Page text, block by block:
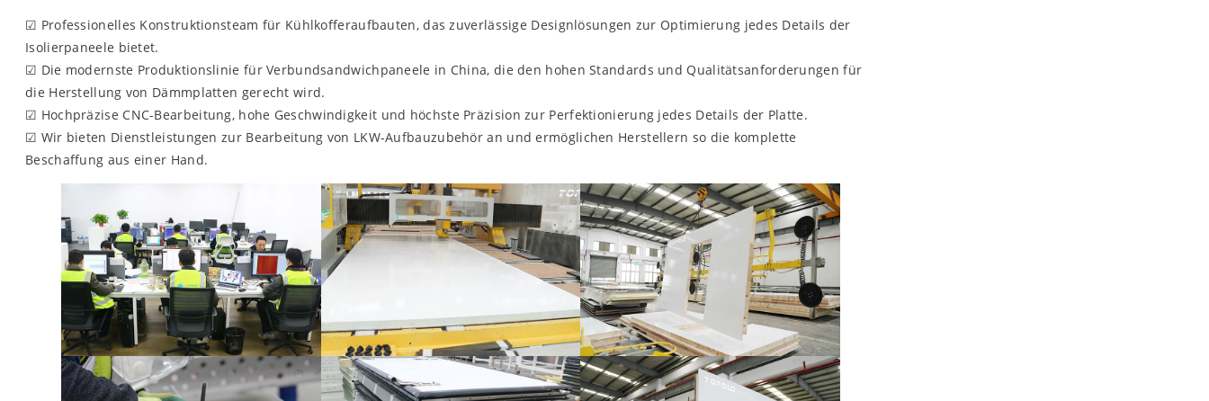
☑ Professionelles Konstruktionsteam für Kühlkofferaufbauten, das zuverlässige Designlösungen zur Optimierung jedes Details der
Isolierpaneele bietet.
☑ Die modernste Produktionslinie für Verbundsandwichpaneele in China, die den hohen Standards und Qualitätsanforderungen für
die Herstellung von Dämmplatten gerecht wird.
☑ Hochpräzise CNC-Bearbeitung, hohe Geschwindigkeit und höchste Präzision zur Perfektionierung jedes Details der Platte.
☑ Wir bieten Dienstleistungen zur Bearbeitung von LKW-Aufbauzubehör an und ermöglichen Herstellern so die komplette
Beschaffung aus einer Hand.